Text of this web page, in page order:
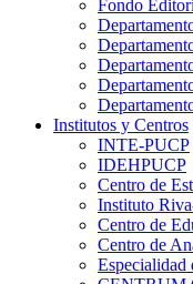
Fondo
Institutos y Centros
INTE-PUCP
IDEHPUCP
Centro de
Instituto
Centro de
Centro de
Especialidad